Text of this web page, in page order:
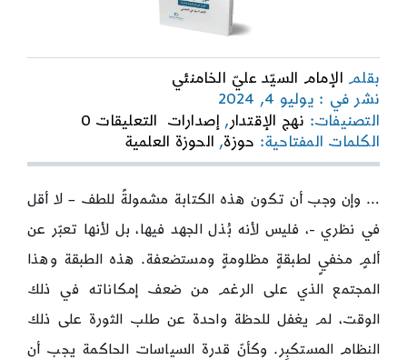
بقلم الإمام السيّد عليّ الخامنئي
نشر في : يوليو 4, 2024
التصنيفات: نهج الإقتدار , إصدارات التعليقات 0
-تقرير
تاريخها
الكلمات المفتاحية: حوزة, الحوزة العلمية
… وإن وجب أن تكون هذه الكتابة مشمولةً للطف – لا أقل
في نظري -، فليس لأنه بُذل الجهد فيها، بل لأنها تعبّر عن
ألمٍ مخفيٍ لطبقةٍ مظلومةٍ ومستضعفة. هذه الطبقة وهذا
المجتمع الذي على الرغم من ضعف إمكاناته في ذلك
الوقت، لم يغفل للحظة واحدة عن طلب الثورة على ذلك
النظام المستكبِر. وكأنّ قدرة السياسات الحاكمة يجب أن